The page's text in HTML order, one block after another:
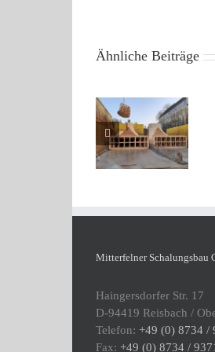
Ähnliche Beiträge
Wasserkraftwerk
Bad Kösen,
Krümmerschalung,
Konusschalung
Mitterfelner Schalungsbau
Haingersdorfer Str. 17
D-94419 Reisbach /
Telefon: +49 (0) 8734 /
Fax: +49 (0) 8734 /